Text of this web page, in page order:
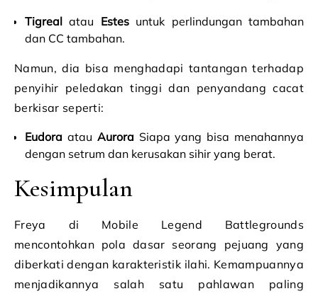
Tigreal atau Estesuntuk perlindungan tambahan
dan CC tambahan.
Namun, dia bisa menghadapi tantangan terhadap
penyihir peledakan tinggi dan penyandang cacat
berkisar seperti:
Eudora atau AuroraSiapa yang bisa menahannya
dengan setrum dan kerusakan sihir yang berat.
Kesimpulan
Freya di Mobile Legend Battlegrounds
mencontohkan pola dasar seorang pejuang yang
diberkati dengan karakteristik ilahi. Kemampuannya
menjadikannya salah satu pahlawan paling